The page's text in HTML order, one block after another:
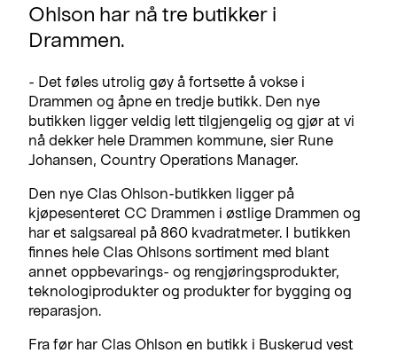
Ohlson har nå tre butikker i
Drammen.
- Det føles utrolig gøy å fortsette å vokse i
Drammen og åpne en tredje butikk. Den nye
butikken ligger veldig lett tilgjengelig og gjør at vi
nå dekker hele Drammen kommune, sier Rune
Johansen, Country Operations Manager.
Den nye Clas Ohlson-butikken ligger på
kjøpesenteret CC Drammen i østlige Drammen og
har et salgsareal på 860 kvadratmeter. I butikken
finnes hele Clas Ohlsons sortiment med blant
annet oppbevarings- og rengjøringsprodukter,
teknologiprodukter og produkter for bygging og
reparasjon.
Fra før har Clas Ohlson en butikk i Buskerud vest